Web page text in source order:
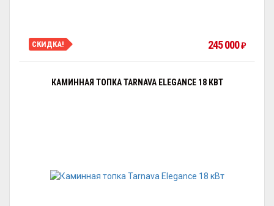
СКИДКА! 245 000 ₽
КАМИННАЯ ТОПКА TARNAVA ELEGANCE 18 КВТ